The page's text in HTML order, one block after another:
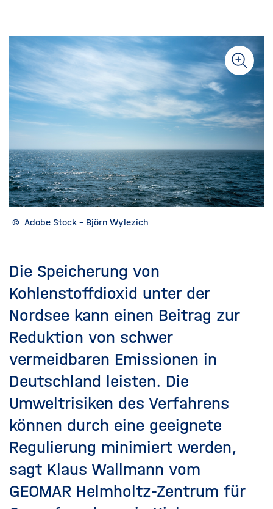
© Adobe Stock - Björn Wylezich
Die Speicherung von
Kohlenstoffdioxid unter der
Nordsee kann einen Beitrag zur
Reduktion von schwer
vermeidbaren Emissionen in
Deutschland leisten. Die
Umweltrisiken des Verfahrens
können durch eine geeignete
Regulierung minimiert werden,
sagt Klaus Wallmann vom
GEOMAR Helmholtz-Zentrum für